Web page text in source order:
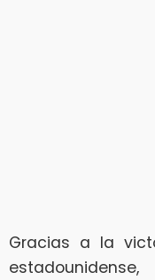
Gracias a la